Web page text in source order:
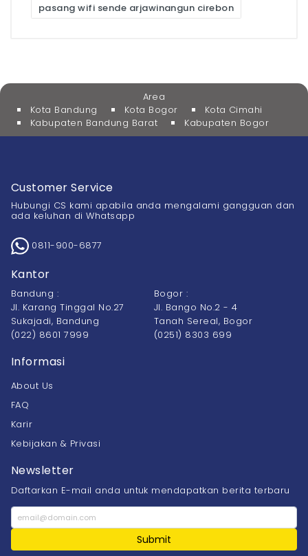
pasang wifi sende arjawinangun cirebon
Area
Kota Bandung
Kota Bogor
Kota Cimahi
Kabupaten Bandung Barat
Kabupaten Bogor
Customer Service
Hubungi CS kami apabila anda mengalami gangguan dan
ada keluhan di Whatsapp
0811-900-6877
Kantor
Bandung :
Jl. Karang Tinggal No.27
Sukajadi, Bandung
(022) 8601 7999
Bogor :
Jl. Bango No.2 - 4
Tanah Sereal, Bogor
(0251) 8303 699
Informasi
About Us
FAQ
Karir
Kebijakan & Privasi
Newsletter
Daftarkan E-mail anda untuk mendapatkan berita terbaru
Submit